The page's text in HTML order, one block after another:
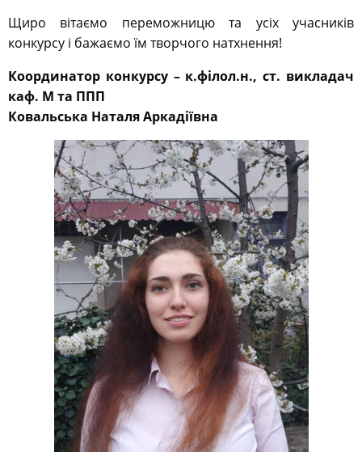
Щиро вітаємо переможницю та усіх учасників
конкурсу і бажаємо їм творчого натхнення!
Координатор конкурсу – к.філол.н., ст. викладач
каф. М та ППП
Ковальська Наталя Аркадіївна